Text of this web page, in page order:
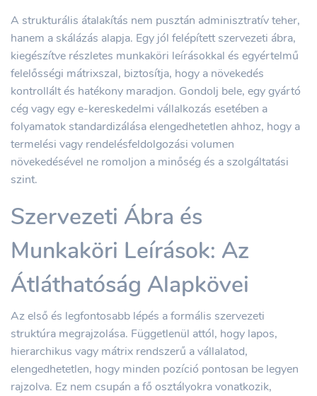
A strukturális átalakítás nem pusztán adminisztratív teher,
hanem a skálázás alapja. Egy jól felépített szervezeti ábra,
kiegészítve részletes munkaköri leírásokkal és egyértelmű
felelősségi mátrixszal, biztosítja, hogy a növekedés
kontrollált és hatékony maradjon. Gondolj bele, egy gyártó
cég vagy egy e-kereskedelmi vállalkozás esetében a
folyamatok standardizálása elengedhetetlen ahhoz, hogy a
termelési vagy rendelésfeldolgozási volumen
növekedésével ne romoljon a minőség és a szolgáltatási
szint.
Szervezeti Ábra és
Munkaköri Leírások: Az
Átláthatóság Alapkövei
Az első és legfontosabb lépés a formális szervezeti
struktúra megrajzolása. Függetlenül attól, hogy lapos,
hierarchikus vagy mátrix rendszerű a vállalatod,
elengedhetetlen, hogy minden pozíció pontosan be legyen
rajzolva. Ez nem csupán a fő osztályokra vonatkozik,